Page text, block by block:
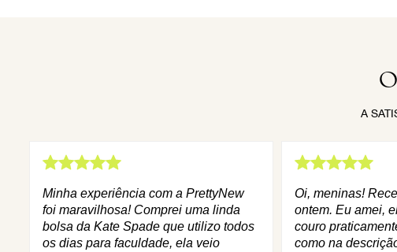
A
Minha experiência com a PrettyNew
foi maravilhosa! Comprei uma linda
bolsa da Kate Spade que utilizo todos
os dias para faculdade, ela veio
Oi, meninas!
ontem. Eu amei,
couro
como na